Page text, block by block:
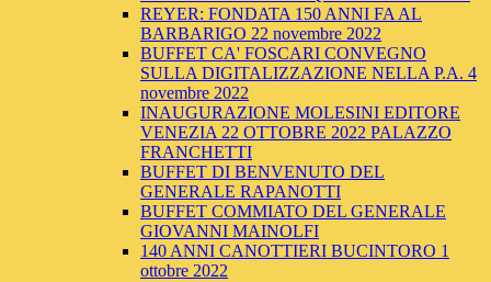
REYER: FONDATA 150 ANNI FA AL
BARBARIGO 22 novembre 2022
BUFFET CA' FOSCARI CONVEGNO
SULLA DIGITALIZZAZIONE NELLA P.A. 4
novembre 2022
INAUGURAZIONE MOLESINI EDITORE
VENEZIA 22 OTTOBRE 2022 PALAZZO
FRANCHETTI
BUFFET DI BENVENUTO DEL
GENERALE RAPANOTTI
BUFFET COMMIATO DEL GENERALE
GIOVANNI MAINOLFI
140 ANNI CANOTTIERI BUCINTORO 1
ottobre 2022